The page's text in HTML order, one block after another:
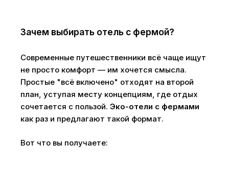
Зачем выбирать отель с фермой?
Современные путешественники всё чаще ищут
не просто комфорт — им хочется смысла.
Простые "всё включено" отходят на второй
план, уступая месту концепциям, где отдых
сочетается с пользой.Эко-отели с фермами
как раз и предлагают такой формат.
Вот что вы получаете: